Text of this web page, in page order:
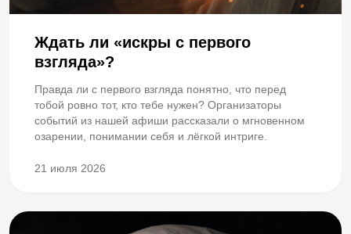
Ждать ли «искры с первого
взгляда»?
Правда ли с первого взгляда понятно, что перед
тобой ровно тот, кто тебе нужен? Организаторы
событий из нашей афиши рассказали о мгновенном
озарении, понимании себя и лёгкой интриге.
21 июля 2026